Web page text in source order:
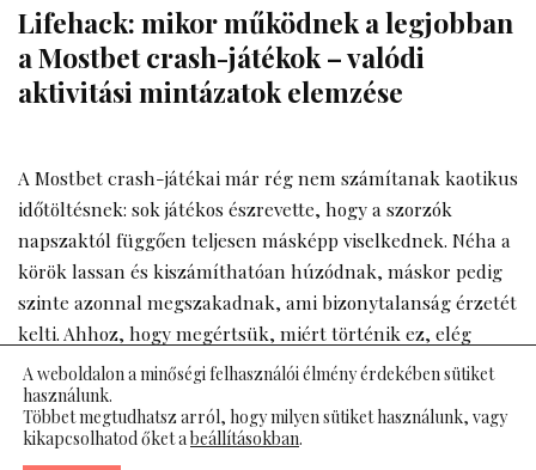
Lifehack: mikor működnek a legjobban
a Mostbet crash-játékok – valódi
aktivitási mintázatok elemzése
A Mostbet crash-játékai már rég nem számítanak kaotikus
időtöltésnek: sok játékos észrevette, hogy a szorzók
napszaktól függően teljesen másképp viselkednek. Néha a
körök lassan és kiszámíthatóan húzódnak, máskor pedig
szinte azonnal megszakadnak, ami bizonytalanság érzetét
kelti. Ahhoz, hogy megértsük, miért történik ez, elég
alaposabban megvizsgálni a felhasználók aktivitási
mintázatait. A jól megválasztott időzítés sokkal jobban
növeli a játék stabilitását, mint bármilyen bonyolult
stratégia.
A weboldalon a minőségi felhasználói élmény érdekében sütiket
használunk.
Többet megtudhatsz arról, hogy milyen sütiket használunk, vagy
kikapcsolhatod őket abeállításokban.